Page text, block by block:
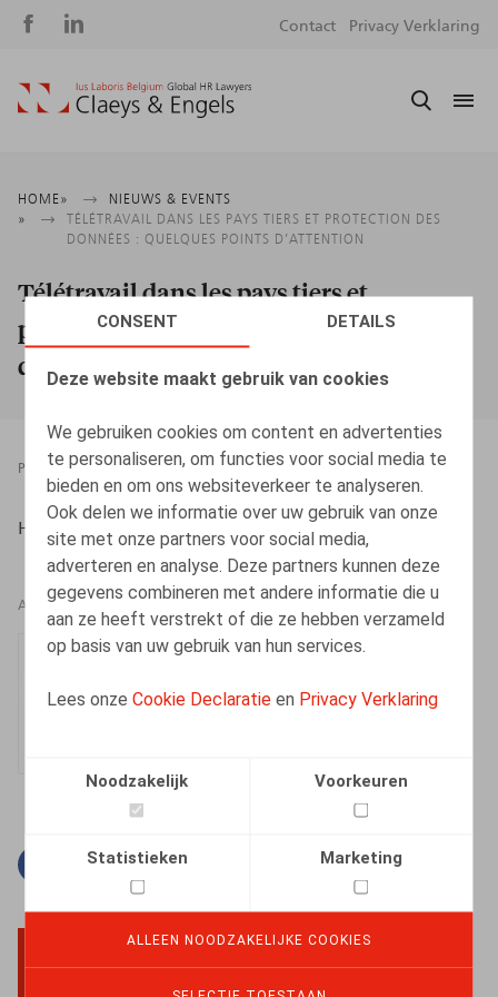
CONSENT DETAILS
Deze website maakt gebruik van cookies
We gebruiken cookies om content en advertenties
te personaliseren, om functies voor social media te
bieden en om ons websiteverkeer te analyseren.
Ook delen we informatie over uw gebruik van onze
site met onze partners voor social media,
adverteren en analyse. Deze partners kunnen deze
gegevens combineren met andere informatie die u
aan ze heeft verstrekt of die ze hebben verzameld
op basis van uw gebruik van hun services.
Lees onzeCookie Declaratie en Privacy Verklaring
Noodzakelijk Voorkeuren
Statistieken Marketing
ALLEEN NOODZAKELIJKE COOKIES
Social
Contact Privacy Verklaring
Kruimelpad
HOME
NIEUWS & EVENTS
TÉLÉTRAVAIL DANS LES PAYS TIERS ET PROTECTION DES
DONNÉES : QUELQUES POINTS D’ATTENTION
Télétravail dans les pays tiers et
protection des données : quelques points
d’attention
PRESSROOM 14.02.2024
HR.square (online), 14/02/2024
AUTEURS
An-Julie Van Dyck
Facebook
TwitterLinkedin